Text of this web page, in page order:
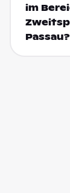
im
Passau?